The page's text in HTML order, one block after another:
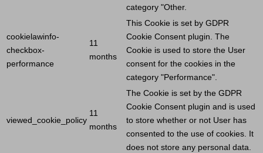
category "Other.
cookielawinfo-
checkbox-
performance
11
months
This Cookie is set by GDPR
Cookie Consent plugin. The
Cookie is used to store the User
consent for the cookies in the
category "Performance".
viewed_cookie_policy
11
months
The Cookie is set by the GDPR
Cookie Consent plugin and is used
to store whether or not User has
consented to the use of cookies. It
does not store any personal data.